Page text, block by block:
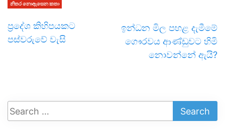
නිතර නොඇසෙන කතා
ප්‍රදේශ කිහිපයකට
පස්වරුවේ වැසි
ඉන්ධන මිල පහළ දැමීමේ
ගෞරවය ආණ්ඩුවට හිමි
නොවන්නේ ඇයි?